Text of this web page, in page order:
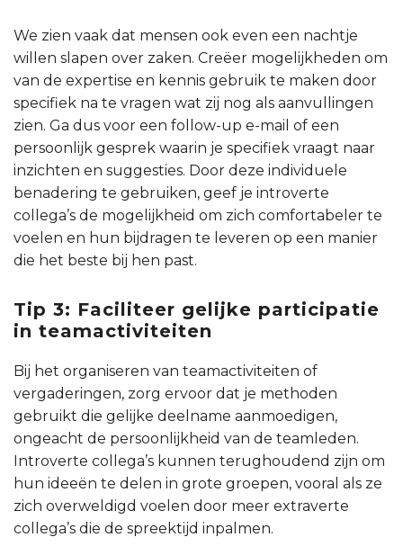
We zien vaak dat mensen ook even een nachtje
willen slapen over zaken. Creëer mogelijkheden om
van de expertise en kennis gebruik te maken door
specifiek na te vragen wat zij nog als aanvullingen
zien. Ga dus voor een follow-up e-mail of een
persoonlijk gesprek waarin je specifiek vraagt naar
inzichten en suggesties. Door deze individuele
benadering te gebruiken, geef je introverte
collega’s de mogelijkheid om zich comfortabeler te
voelen en hun bijdragen te leveren op een manier
die het beste bij hen past.
Tip 3: Faciliteer gelijke participatie
in teamactiviteiten
Bij het organiseren van teamactiviteiten of
vergaderingen, zorg ervoor dat je methoden
gebruikt die gelijke deelname aanmoedigen,
ongeacht de persoonlijkheid van de teamleden.
Introverte collega’s kunnen terughoudend zijn om
hun ideeën te delen in grote groepen, vooral als ze
zich overweldigd voelen door meer extraverte
collega’s die de spreektijd inpalmen.